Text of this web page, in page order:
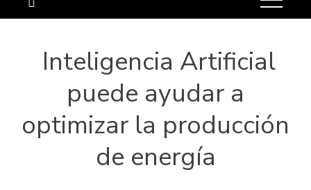
Inteligencia Artificial
puede ayudar a
optimizar la producción
de energía